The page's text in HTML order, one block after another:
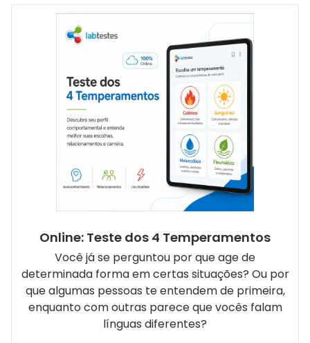
Online: Teste dos 4 Temperamentos
Você já se perguntou por que age de
determinada forma em certas situações? Ou por
que algumas pessoas te entendem de primeira,
enquanto com outras parece que vocês falam
línguas diferentes?